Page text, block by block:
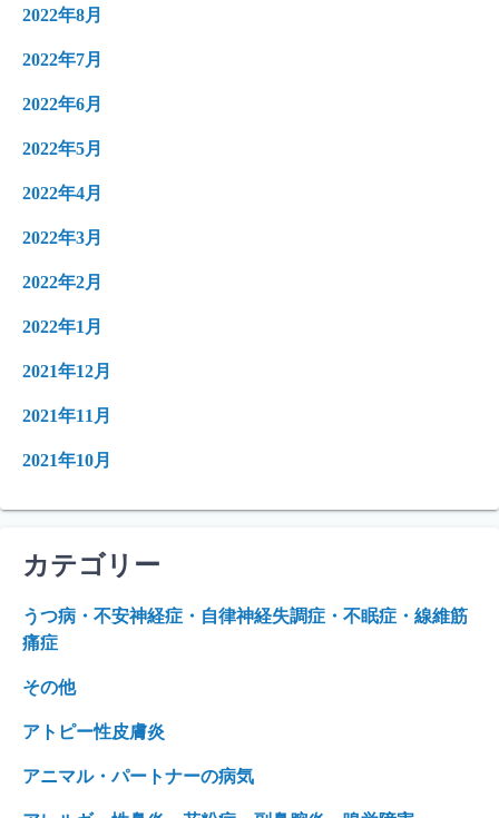
2022年8月
2022年7月
2022年6月
2022年5月
2022年4月
2022年3月
2022年2月
2022年1月
2021年12月
2021年11月
2021年10月
カテゴリー
うつ病・不安神経症・自律神経失調症・不眠症・線維筋
痛症
その他
アトピー性皮膚炎
アニマル・パートナーの病気